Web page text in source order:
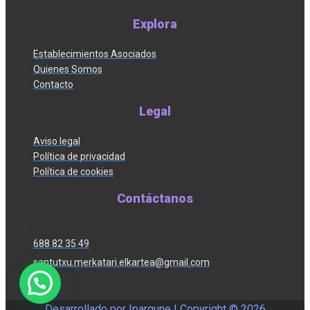
Explora
Establecimientos Asociados
Quienes Somos
Contacto
Legal
Aviso legal
Política de privacidad
Política de cookies
Contáctanos
688 82 35 49
santutxu.merkatari.elkartea@gmail.com